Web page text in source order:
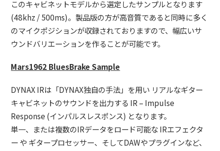
このキャビネットモデルから選定したサンプルとなります
(48khz / 500ms)。製品版の方が高音質であると同時に多く
のマイクポジションが収録されておりますので、幅広いサ
ウンドバリエーションを作ることが可能です。
Mars1962 BluesBrake Sample
DYNAX IRは「DYNAX独自の手法」を用い リアルなギター
キャビネットのサウンドを出力する IR – Impulse
Response (インパルスレスポンス) となります。
単一、または複数のIRデータをロード可能な IRエフェクタ
ー や ギタープロセッサー、そしてDAWやプラグインなど、